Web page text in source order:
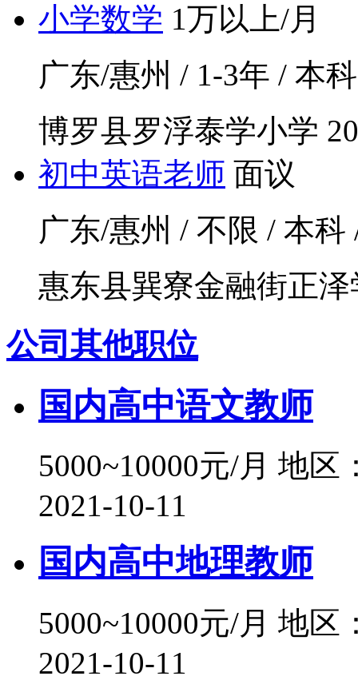
小学数学 1万以上/月
广东/惠州 / 1-3年 / 本
博罗县罗浮泰学小学
初中英语老师 面议
广东/惠州 / 不限 / 本科
惠东县巽寮金融街正泽
公司其他职位
国内高中语文教师
5000~10000元/月 地区
2021-10-11
国内高中地理教师
5000~10000元/月 地区
2021-10-11